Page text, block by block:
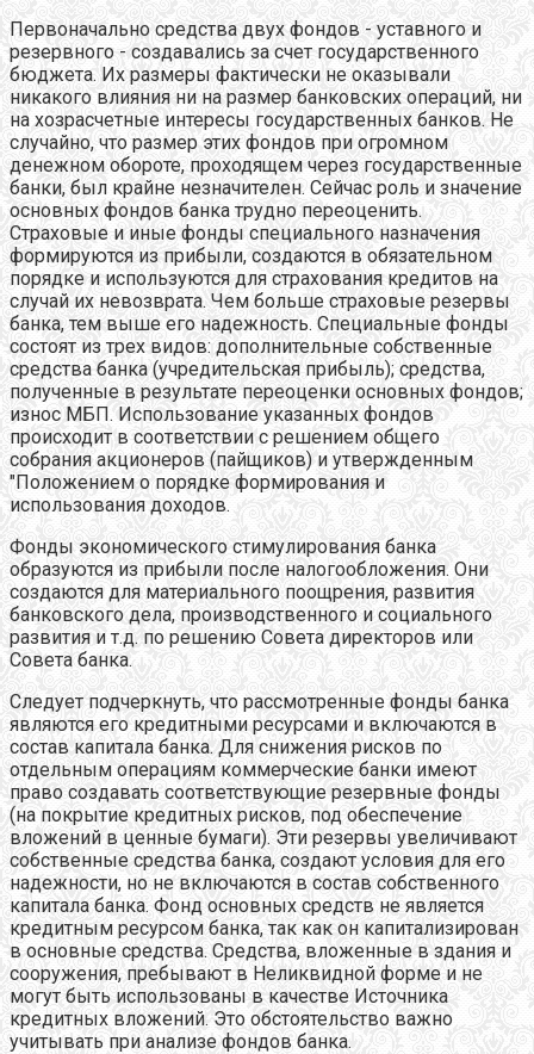
Первоначально средства двух фондов - уставного и
резервного - создавались за счет государственного
бюджета. Их размеры фактически не оказывали
никакого влияния ни на размер банковских операций, ни
на хозрасчетные интересы государственных банков. Не
случайно, что размер этих фондов при огромном
денежном обороте, проходящем через государственные
банки, был крайне незначителен. Сейчас роль и значение
основных фондов банка трудно переоценить.
Страховые и иные фонды специального назначения
формируются из прибыли, создаются в обязательном
порядке и используются для страхования кредитов на
случай их невозврата. Чем больше страховые резервы
банка, тем выше его надежность. Специальные фонды
состоят из трех видов: дополнительные собственные
средства банка (учредительская прибыль); средства,
полученные в результате переоценки основных фондов;
износ МБП. Использование указанных фондов
происходит в соответствии с решением общего
собрания акционеров (пайщиков) и утвержденным
"Положением о порядке формирования и
использования доходов.
Фонды экономического стимулирования банка
образуются из прибыли после налогообложения. Они
создаются для материального поощрения, развития
банковского дела, производственного и социального
развития и т.д. по решению Совета директоров или
Совета банка.
Следует подчеркнуть, что рассмотренные фонды банка
являются его кредитными ресурсами и включаются в
состав капитала банка. Для снижения рисков по
отдельным операциям коммерческие банки имеют
право создавать соответствующие резервные фонды
(на покрытие кредитных рисков, под обеспечение
вложений в ценные бумаги). Эти резервы увеличивают
собственные средства банка, создают условия для его
надежности, но не включаются в состав собственного
капитала банка. Фонд основных средств не является
кредитным ресурсом банка, так как он капитализирован
в основные средства. Средства, вложенные в здания и
сооружения, пребывают в Неликвидной форме и не
могут быть использованы в качестве Источника
кредитных вложений. Это обстоятельство важно
учитывать при анализе фондов банка.